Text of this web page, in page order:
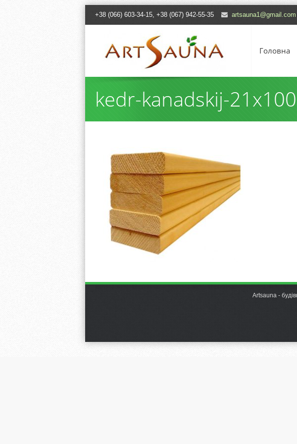
+38 (066) 603-34-15, +38 (067) 942-55-35 artsauna1@gmail.com
Головна
kedr-kanadskij-
Artsauna -